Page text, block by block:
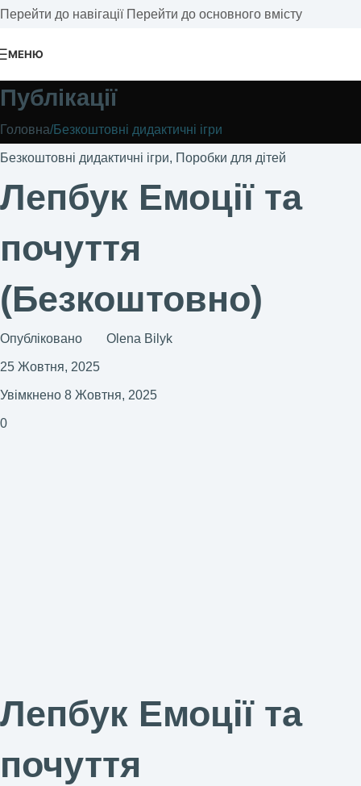
Перейти до навігації Перейти до основного вмісту
МЕНЮ
Публікації
Головна/Безкоштовні дидактичні ігри
Безкоштовні дидактичні ігри, Поробки для дітей
Лепбук Емоції та
почуття
(Безкоштовно)
Опубліковано Olena Bilyk
25 Жовтня, 2025
Увімкнено 8 Жовтня, 2025
0
Лепбук Емоції та
почуття